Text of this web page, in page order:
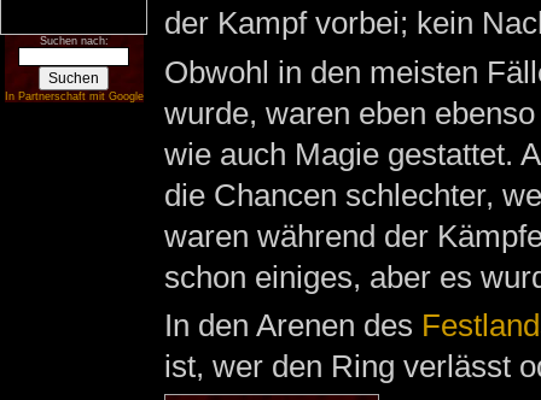
Suchen nach:
In Partnerschaft mit Google
der Kampf vorbei; kein
Obwohl in den meisten
wurde, waren eben
wie auch Magie gestattet.
die Chancen schlechter,
waren während der
schon einiges, aber es
In den Arenen des
ist, wer den Ring verlässt